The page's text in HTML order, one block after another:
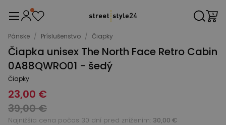
Pánske / Príslušenstvo / Čiapky
Čiapka unisex The North Face Retro Cabin
0A88QWRO01 - šedý
Čiapky
23,00 €
39,00 €
Najnižšia cena počas 30 dní pred znížením: 30,00 €